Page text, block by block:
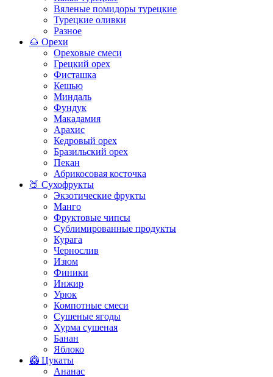
Вяленые помидоры турецкие
Турецкие оливки
Разное
🌰 Орехи
Ореховые смеси
Грецкий орех
Фисташка
Кешью
Миндаль
Фундук
Макадамия
Арахис
Кедровый орех
Бразильский орех
Пекан
Абрикосовая косточка
🍑 Сухофрукты
Экзотические фрукты
Манго
Фруктовые чипсы
Сублимированные продукты
Курага
Чернослив
Изюм
Финики
Инжир
Урюк
Компотные смеси
Сушеные ягоды
Хурма сушеная
Банан
Яблоко
🥝 Цукаты
Ананас